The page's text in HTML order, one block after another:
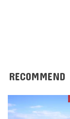
RECOMMEND